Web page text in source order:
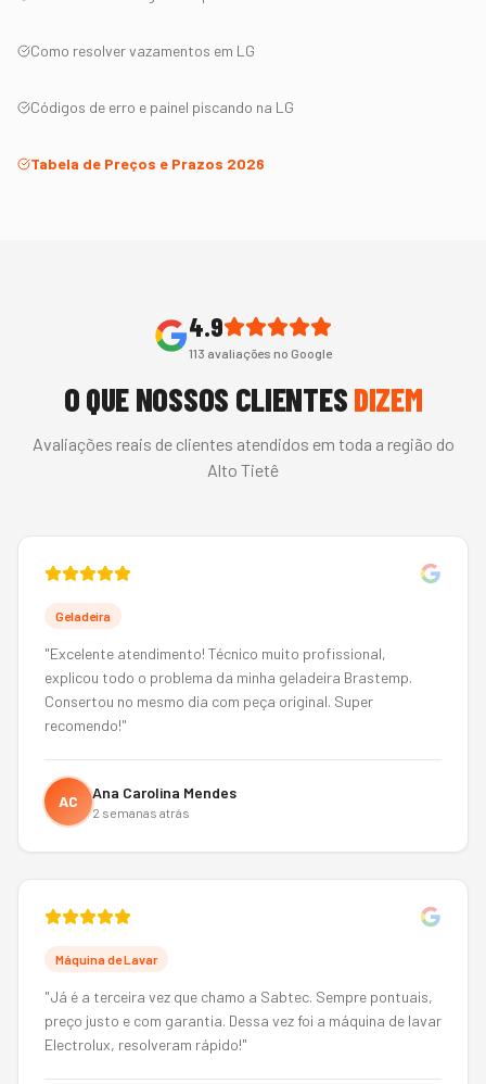
Como resolver vazamentos em LG
Códigos de erro e painel piscando na LG
Tabela de Preços e Prazos 2026
4.9
113 avaliações no Google
O QUE NOSSOS CLIENTESDIZEM
Avaliações reais de clientes atendidos em toda a região do
Alto Tietê
Geladeira
"Excelente atendimento! Técnico muito profissional,
explicou todo o problema da minha geladeira Brastemp.
Consertou no mesmo dia com peça original. Super
recomendo!"
AC Ana Carolina Mendes
2 semanas atrás
Máquina de Lavar
"Já é a terceira vez que chamo a Sabtec. Sempre pontuais,
preço justo e com garantia. Dessa vez foi a máquina de lavar
Electrolux, resolveram rápido!"